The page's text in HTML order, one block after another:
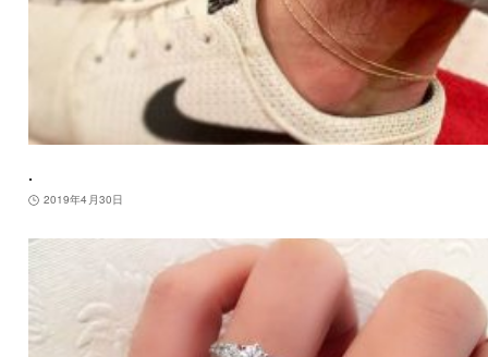
.
2019年4月30日